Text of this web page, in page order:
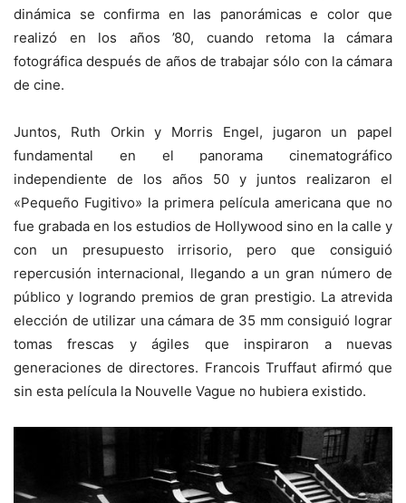
dinámica se confirma en las panorámicas e color que
realizó en los años ’80, cuando retoma la cámara
fotográfica después de años de trabajar sólo con la cámara
de cine.
Juntos, Ruth Orkin y Morris Engel, jugaron un papel
fundamental en el panorama cinematográfico
independiente de los años 50 y juntos realizaron el
«Pequeño Fugitivo» la primera película americana que no
fue grabada en los estudios de Hollywood sino en la calle y
con un presupuesto irrisorio, pero que consiguió
repercusión internacional, llegando a un gran número de
público y logrando premios de gran prestigio. La atrevida
elección de utilizar una cámara de 35 mm consiguió lograr
tomas frescas y ágiles que inspiraron a nuevas
generaciones de directores. Francois Truffaut afirmó que
sin esta película la Nouvelle Vague no hubiera existido.